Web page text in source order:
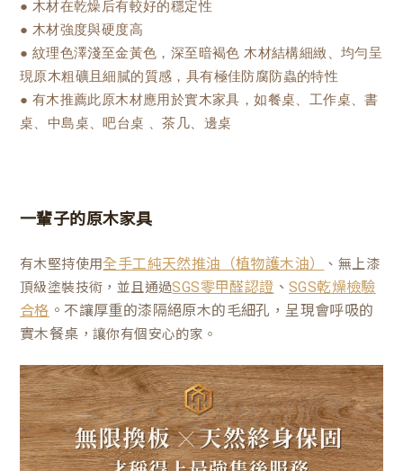
● 木材在乾燥后有較好的穩定性
● 木材強度與硬度高
● 紋理色澤淺至金黃色，深至暗褐色 木材結構細緻、均勻呈
現原木粗礦且細膩的質感，具有極佳防腐防蟲的特性
● 有木推薦此原木材應用於實木家具，如餐桌、工作桌、書
桌、中島桌、吧台桌 、茶几、邊桌
一輩子的原木家具
有木堅持使用全手工純天然推油（植物護木油）
、無上漆
頂級塗裝技術，並且通過SGS零甲醛認證 、SGS乾燥檢驗
合格 。不讓厚重的漆隔絕原木的毛細孔，呈現會呼吸的
實木餐桌 ，讓你有個安心的家。